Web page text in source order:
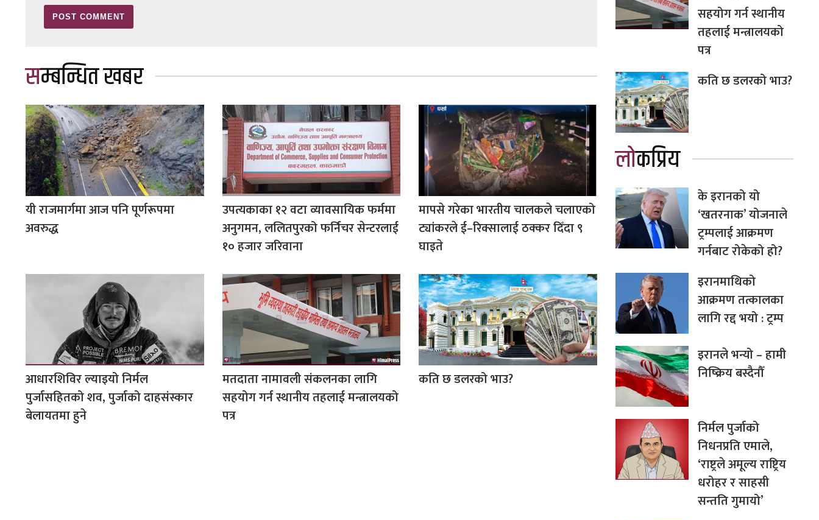
सम्बन्धित खबर
यी राजमार्गमा आज पनि पूर्णरूपमा
अवरुद्ध
उपत्यकाका १२ वटा व्यावसायिक फर्ममा
अनुगमन, ललितपुरको फर्निचर सेन्टरलाई
१० हजार जरिवाना
मापसे गरेका भारतीय चालकले चलाएको
ट्यांकरले ई–रिक्सालाई ठक्कर दिँदा ९
घाइते
आधारशिविर ल्याइयो निर्मल
पुर्जासहितको शव, पुर्जाको दाहसंस्कार
बेलायतमा हुने
मतदाता नामावली संकलनका लागि
सहयोग गर्न स्थानीय तहलाई मन्त्रालयको
पत्र
कति छ डलरको भाउ?
सहयोग गर्न स्थानीय
तहलाई मन्त्रालयको
पत्र
कति छ डलरको भाउ?
लोकप्रिय
के इरानको यो
‘खतरनाक’ योजनाले
ट्रम्पलाई आक्रमण
गर्नबाट रोकेको हो?
इरानमाथिको
आक्रमण तत्कालका
लागि रद्द भयो : ट्रम्प
इरानले भन्यो – हामी
निष्क्रिय बस्दैनौँ
निर्मल पुर्जाको
निधनप्रति एमाले,
‘राष्ट्रले अमूल्य राष्ट्रिय
धरोहर र साहसी
सन्तति गुमायो’